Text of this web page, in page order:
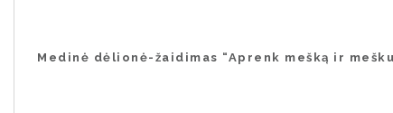
Medinė dėlionė-žaidimas “Aprenk mešką ir